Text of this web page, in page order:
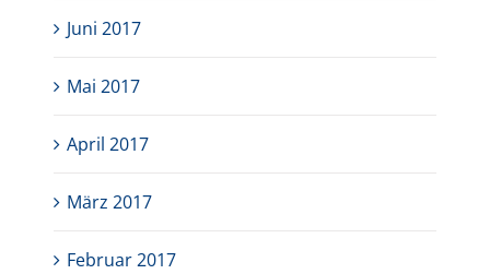
Juni 2017
Mai 2017
April 2017
März 2017
Februar 2017